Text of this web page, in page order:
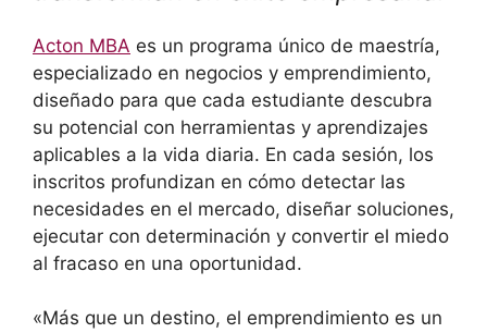
Acton MBA es un programa único de maestría,
especializado en negocios y emprendimiento,
diseñado para que cada estudiante descubra
su potencial con herramientas y aprendizajes
aplicables a la vida diaria. En cada sesión, los
inscritos profundizan en cómo detectar las
necesidades en el mercado, diseñar soluciones,
ejecutar con determinación y convertir el miedo
al fracaso en una oportunidad.
«Más que un destino, el emprendimiento es un